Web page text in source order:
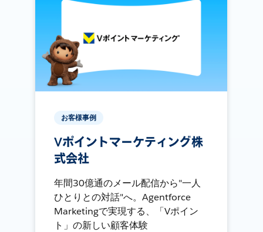
お客様事例
Vポイントマーケティング株
式会社
年間30億通のメール配信から"一人
ひとりとの対話"へ。Agentforce
Marketingで実現する、「Vポイン
ト」の新しい顧客体験